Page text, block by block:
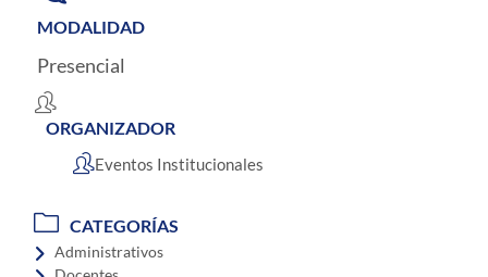
MODALIDAD
Presencial
ORGANIZADOR
Eventos Institucionales
CATEGORÍAS
Administrativos